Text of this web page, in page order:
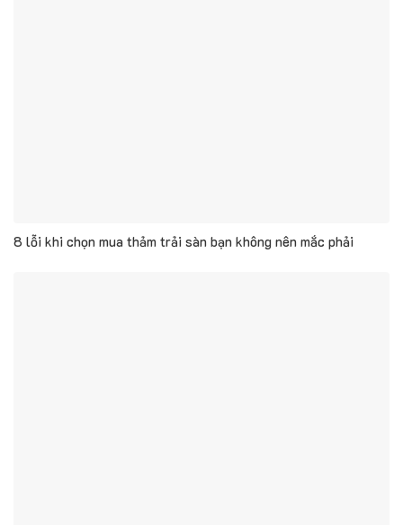
8 lỗi khi chọn mua thảm trải sàn bạn không nên mắc phải